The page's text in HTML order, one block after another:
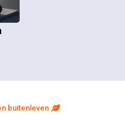
buitenleven